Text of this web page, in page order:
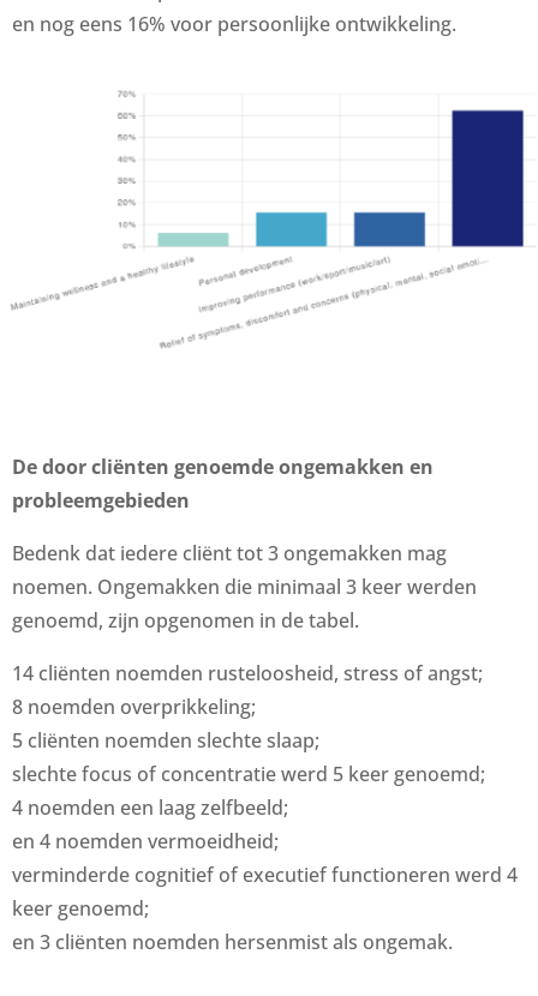
en nog eens 16% voor persoonlijke ontwikkeling.
De door cliënten genoemde ongemakken en
probleemgebieden
Bedenk dat iedere cliënt tot 3 ongemakken mag
noemen. Ongemakken die minimaal 3 keer werden
genoemd, zijn opgenomen in de tabel.
14 cliënten noemden rusteloosheid, stress of angst;
8 noemden overprikkeling;
5 cliënten noemden slechte slaap;
slechte focus of concentratie werd 5 keer genoemd;
4 noemden een laag zelfbeeld;
en 4 noemden vermoeidheid;
verminderde cognitief of executief functioneren werd 4
keer genoemd;
en 3 cliënten noemden hersenmist als ongemak.